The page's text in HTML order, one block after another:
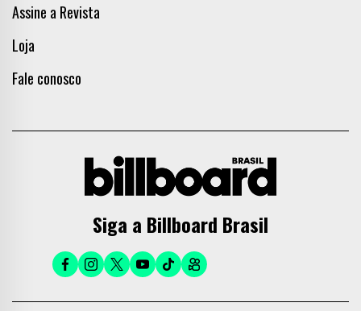
Assine a Revista
Loja
Fale conosco
Siga a Billboard Brasil